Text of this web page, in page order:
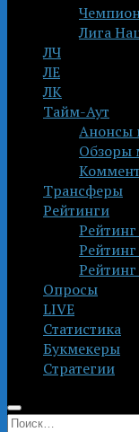
Лига
ЛЧ
ЛЕ
ЛК
Тайм-Аут
Анонсы
Обзоры
Трансферы
Рейтинги
Опросы
LIVE
Статистика
Букмекеры
Стратегии
Найти: